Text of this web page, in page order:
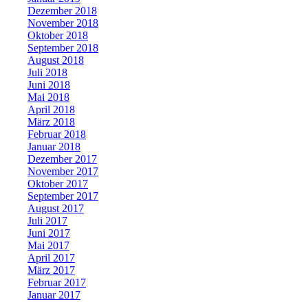
Dezember 2018
November 2018
Oktober 2018
September 2018
August 2018
Juli 2018
Juni 2018
Mai 2018
April 2018
März 2018
Februar 2018
Januar 2018
Dezember 2017
November 2017
Oktober 2017
September 2017
August 2017
Juli 2017
Juni 2017
Mai 2017
April 2017
März 2017
Februar 2017
Januar 2017